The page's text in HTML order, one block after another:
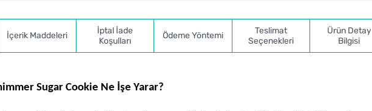
İçerik Maddeleri
İptal İade
Koşulları
Ödeme Yöntemi
Teslimat
Seçenekleri
Ürün Detay
Bilgisi
Sugar Cookie Ne İşe Yarar?